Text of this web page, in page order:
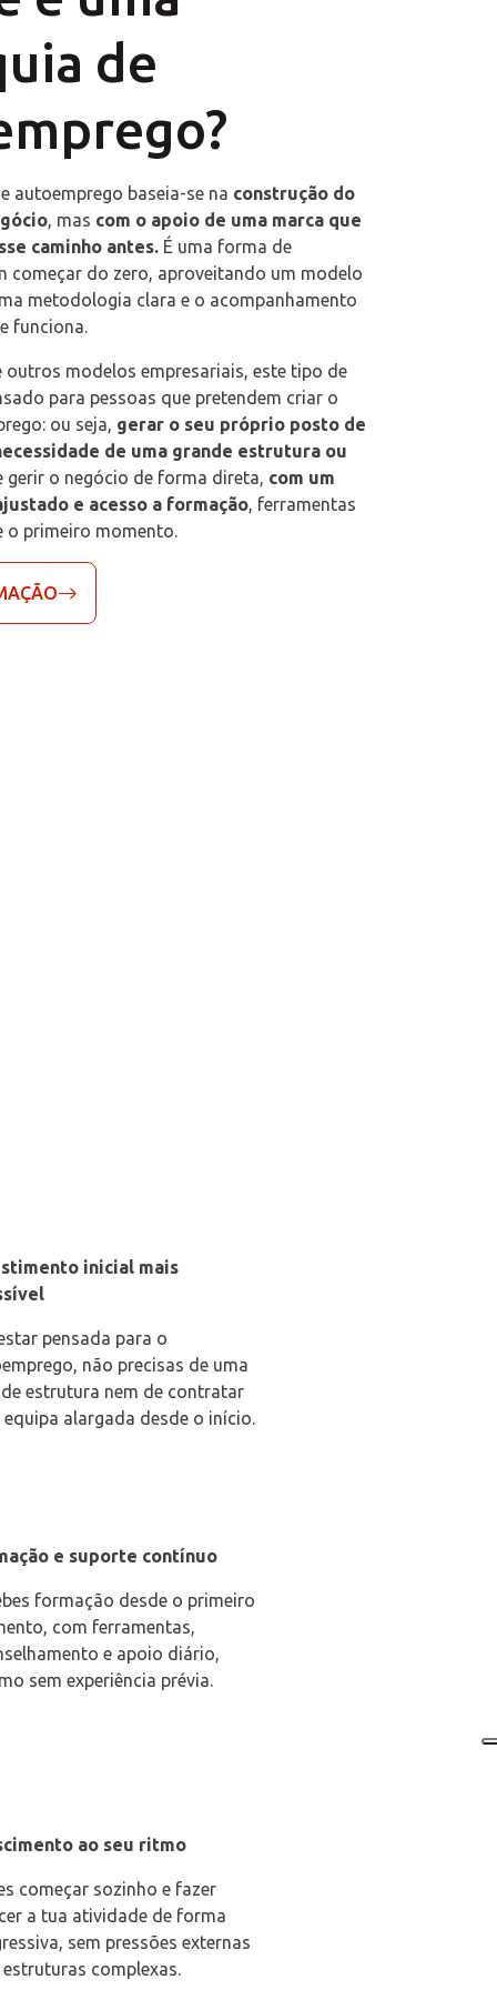
de
autoemprego baseia-se na construção do
, mas com o apoio de uma marca que
caminho antes. É uma forma de
começar do zero, aproveitando um modelo
metodologia clara e o acompanhamento
funciona.
modelos empresariais, este tipo de
para pessoas que pretendem criar o
ou seja, gerar o seu próprio posto de
de uma grande estrutura ou
gerir o negócio de forma direta, com um
e acesso a formação, ferramentas
o primeiro momento.
inicial mais
pensada para o
não precisas de uma
estrutura nem de contratar
equipa alargada desde o início.
e suporte contínuo
formação desde o primeiro
com ferramentas,
e apoio diário,
sem experiência prévia.
ao seu ritmo
começar sozinho e fazer
a tua atividade de forma
sem pressões externas
estruturas complexas.